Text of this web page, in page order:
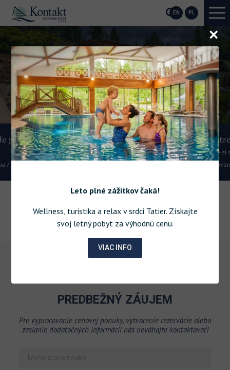
EN PL
Elektronabíjačka
Nabite si svoj elektromobil priamo na
RECENZIE A HODNOTENIA
PREDBEŽNÝ ZÁUJEM
Pre vypracovanie cenovej ponuky, vytvorenie rezervácie alebo
zaslanie dodatočných informácií nás neváhajte kontaktovať!
Leto plné zážitkov čaká!
Wellness, turistika a relax v srdci Tatier. Získajte
svoj letný pobyt za výhodnú cenu.
VIAC INFO